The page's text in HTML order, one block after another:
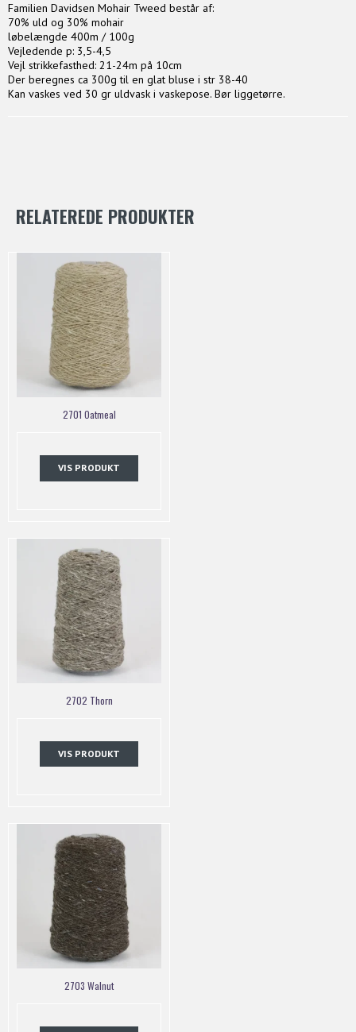
Familien Davidsen Mohair Tweed består af:
70% uld og 30% mohair
løbelængde 400m / 100g
Vejledende p: 3,5-4,5
Vejl strikkefasthed: 21-24m på 10cm
Der beregnes ca 300g til en glat bluse i str 38-40
Kan vaskes ved 30 gr uldvask i vaskepose. Bør liggetørre.
RELATEREDE PRODUKTER
2701 Oatmeal
VIS PRODUKT
2702 Thorn
VIS PRODUKT
2703 Walnut